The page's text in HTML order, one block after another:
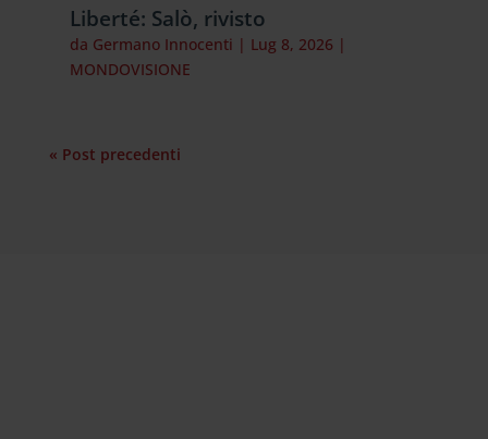
Liberté: Salò, rivisto
da Germano Innocenti | Lug 8, 2026 |
MONDOVISIONE
« Post precedenti